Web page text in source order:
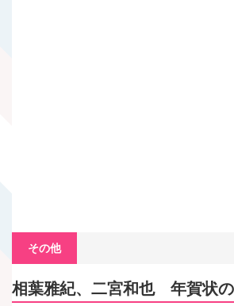
その他
相葉雅紀、二宮和也 年賀状